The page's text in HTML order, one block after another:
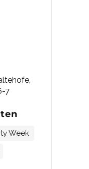
7
Week